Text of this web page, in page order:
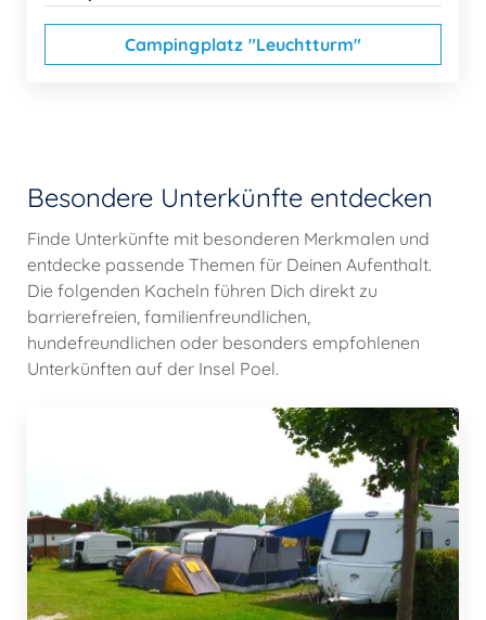
Campingplatz "Leuchtturm"
Besondere Unterkünfte entdecken
Finde Unterkünfte mit besonderen Merkmalen und
entdecke passende Themen für Deinen Aufenthalt.
Die folgenden Kacheln führen Dich direkt zu
barrierefreien, familienfreundlichen,
hundefreundlichen oder besonders empfohlenen
Unterkünften auf der Insel Poel.